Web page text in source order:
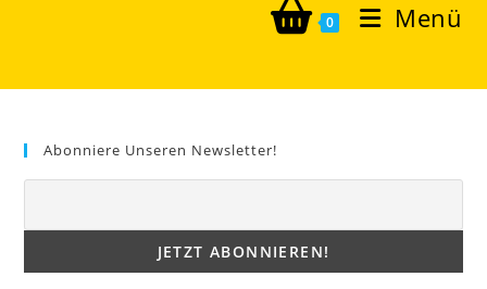
0 Menü
Abonniere Unseren Newsletter!